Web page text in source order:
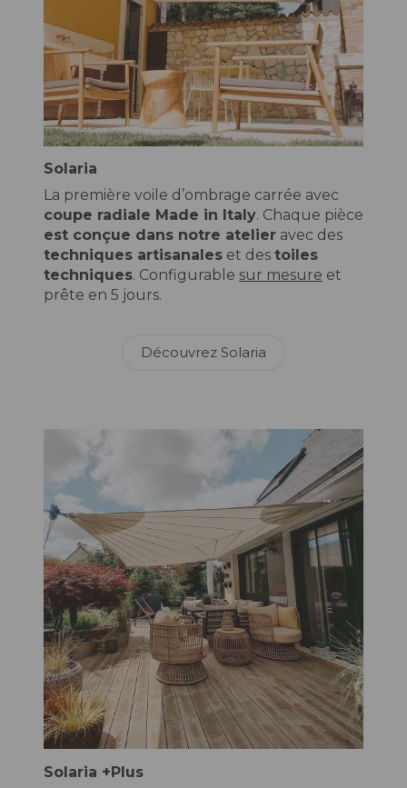
Solaria
La première voile d’ombrage carrée avec
coupe radiale Made in Italy. Chaque pièce
est conçue dans notre atelier avec des
techniques artisanales et des toiles
techniques. Configurable sur mesure et
prête en 5 jours.
Découvrez Solaria
Solaria +Plus